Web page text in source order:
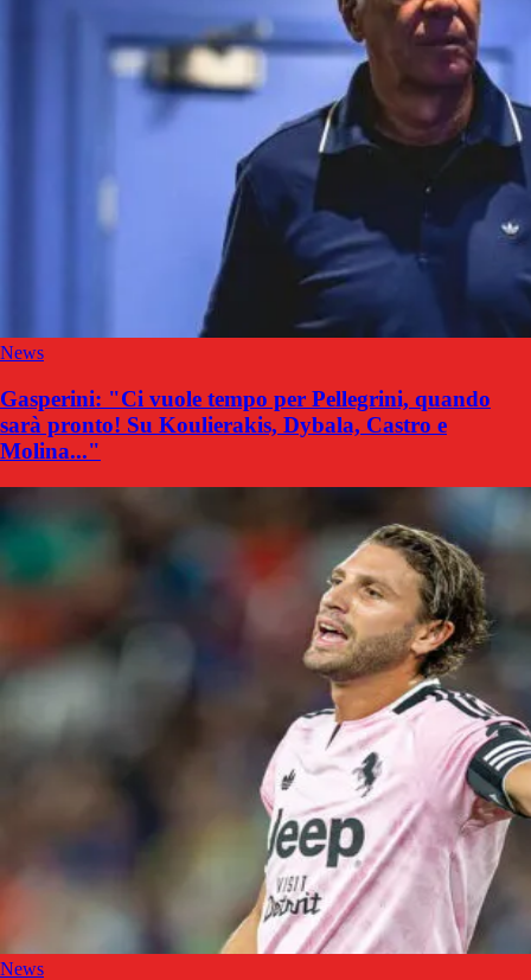
News
Gasperini: "Ci vuole tempo per Pellegrini, quando
sarà pronto! Su Koulierakis, Dybala, Castro e
Molina..."
News